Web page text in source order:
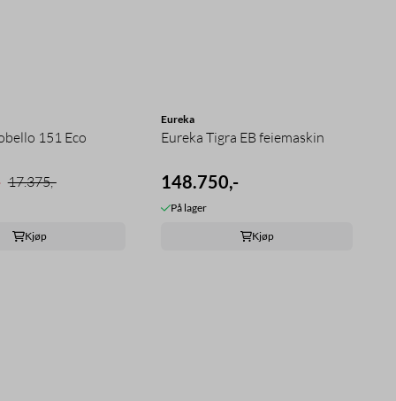
151 Eco
17.375,-
Kjøp
Eureka
Eureka Tigra EB feiemaskin
148.750,-
På lager
Kjøp